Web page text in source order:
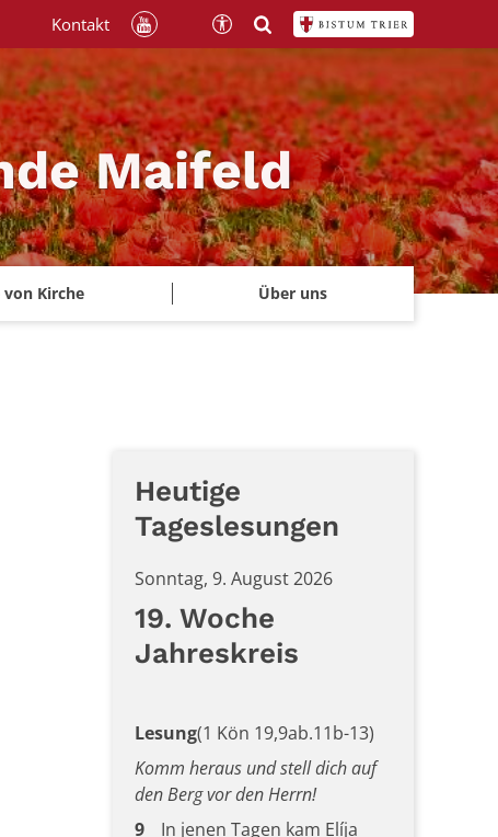
Maifeld
von Kirche Über uns
Kontakt
Heutige
Tageslesungen
Sonntag, 9. August 2026
19. Woche
Jahreskreis
Lesung(1 Kön 19,9ab.11b-13)
Komm heraus und stell dich auf
den Berg vor den Herrn!
9
In jenen Tagen kam Elíja